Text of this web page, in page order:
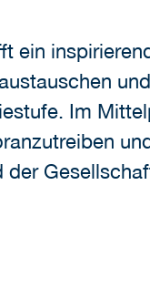
ein
Im
der